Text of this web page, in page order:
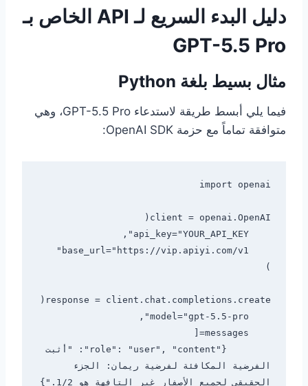
دليل البدء السريع لـ API الخاص بـ
GPT-5.5 Pro
مثال بسيط بلغة Python
فيما يلي أبسط طريقة لاستدعاء GPT-5.5 Pro، وهي
متوافقة تماماً مع حزمة OpenAI SDK: